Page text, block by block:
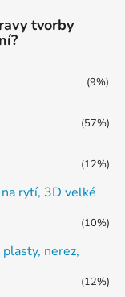
tvorby
(9%)
(57%)
(12%)
rytí, 3D velké
(10%)
nerez,
(12%)